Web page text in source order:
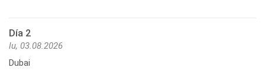
Día 2
lu, 03.08.2026
Dubai